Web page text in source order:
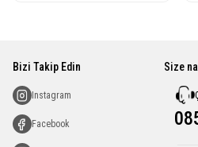
Bizi Takip Edin
Instagram
Facebook
Size